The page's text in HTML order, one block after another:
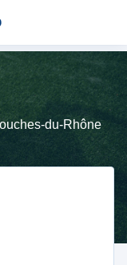
du-Rhône